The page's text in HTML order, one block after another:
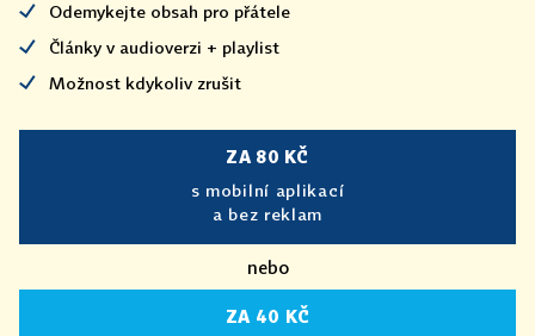
Odemykejte obsah pro přátele
Články v audioverzi + playlist
Možnost kdykoliv zrušit
ZA 80 KČ
s mobilní aplikací
a bez reklam
nebo
ZA 40 KČ